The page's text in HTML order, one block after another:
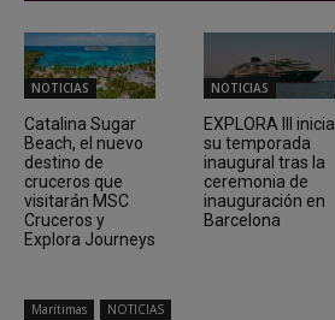
NOTICIAS
Catalina Sugar
Beach, el nuevo
destino de
cruceros que
visitarán MSC
Cruceros y
Explora Journeys
NOTICIAS
EXPLORA III inicia
su temporada
inaugural tras la
ceremonia de
inauguración en
Barcelona
Marítimas NOTICIAS